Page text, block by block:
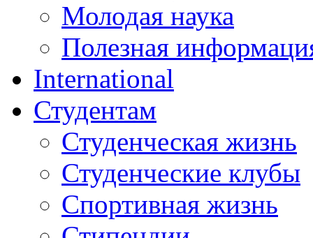
Молодая наука
Полезная
International
Студентам
Студенческая жизнь
Студенческие клубы
Спортивная жизнь